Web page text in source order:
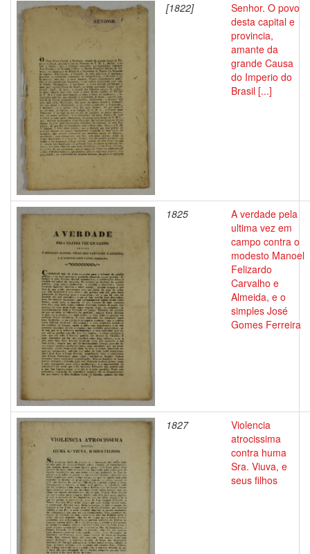
[1822]
Senhor. O povo
desta capital e
provincia,
amante da
grande Causa
do Imperio do
Brasil [...]
1825
A verdade pela
ultima vez em
campo contra o
modesto Manoel
Felizardo
Carvalho e
Almeida, e o
simples José
Gomes Ferreira
1827
Violencia
atrocissima
contra huma
Sra. Viuva, e
seus filhos